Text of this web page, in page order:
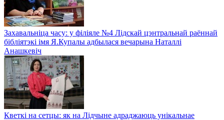
Захавальніца часу: у філіяле №4 Лідскай цэнтральнай раённай
бібліятэкі імя Я.Купалы адбылася вечарына Наталлі
Анашкевіч
Кветкі на сетцы: як на Лідчыне адраджаюць унікальнае